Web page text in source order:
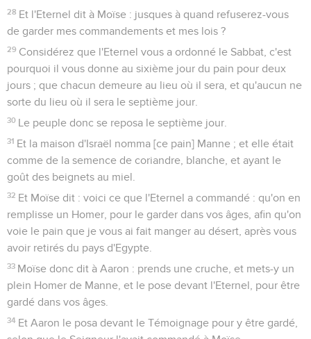
28 Et l'Eternel dit à Moïse : jusques à quand refuserez-vous
de garder mes commandements et mes lois ?
29 Considérez que l'Eternel vous a ordonné le Sabbat, c'est
pourquoi il vous donne au sixième jour du pain pour deux
jours ; que chacun demeure au lieu où il sera, et qu'aucun ne
sorte du lieu où il sera le septième jour.
30 Le peuple donc se reposa le septième jour.
31 Et la maison d'Israël nomma [ce pain] Manne ; et elle était
comme de la semence de coriandre, blanche, et ayant le
goût des beignets au miel.
32 Et Moïse dit : voici ce que l'Eternel a commandé : qu'on en
remplisse un Homer, pour le garder dans vos âges, afin qu'on
voie le pain que je vous ai fait manger au désert, après vous
avoir retirés du pays d'Egypte.
33 Moïse donc dit à Aaron : prends une cruche, et mets-y un
plein Homer de Manne, et le pose devant l'Eternel, pour être
gardé dans vos âges.
34 Et Aaron le posa devant le Témoignage pour y être gardé,